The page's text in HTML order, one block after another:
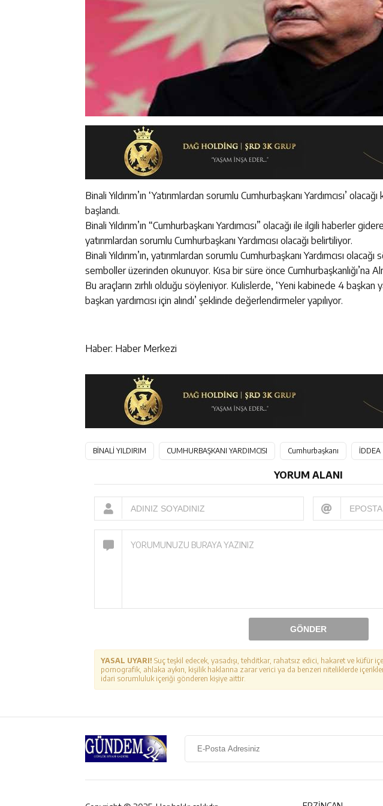
Binali Yıldırım’ın ‘Yatırımlardan sorumlu Cumhurbaşkanı Yardımcısı’
başlandı.
Binali Yıldırım’ın “Cumhurbaşkanı Yardımcısı” olacağı ile ilgili haberler
yatırımlardan sorumlu Cumhurbaşkanı Yardımcısı olacağı belirtiliyor.
Binali Yıldırım’ın, yatırımlardan sorumlu Cumhurbaşkanı Yardımcısı
semboller üzerinden okunuyor. Kısa bir süre önce Cumhurbaşkanlığı’na
Bu araçların zırhlı olduğu söyleniyor. Kulislerde, ‘Yeni kabinede 4 başkan
başkan yardımcısı için alındı’ şeklinde değerlendirmeler yapılıyor.
Haber: Haber Merkezi
BİNALİ YILDIRIM CUMHURBAŞKANI YARDIMCISI Cumhurbaşkanı İDDEA
YORUM ALANI
GÖNDER
YASAL UYARI! Suç teşkil edecek, yasadışı, tehditkar, rahatsız edici, hakaret ve küfür
pornografik, ahlaka aykırı, kişilik haklarına zarar verici ya da benzeri niteliklerde
idari sorumluluk içeriği gönderen kişiye aittir.